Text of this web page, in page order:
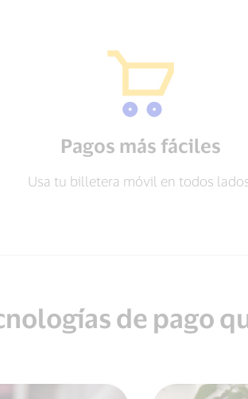
Pagos más fáciles
Usa tu billetera móvil en todos
de pago